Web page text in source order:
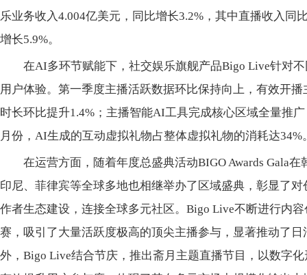
乐业务收入4.004亿美元，同比增长3.2%，其中直播收入同
增长5.9%。
在AI多环节赋能下，社交娱乐旗舰产品Bigo Live针对
用户体验。第一季度主播活跃数据环比保持向上，有效开
时长环比提升1.4%；主播智能AI工具完成核心区域全量推
月份，AI生成的互动虚拟礼物占整体虚拟礼物的消耗达34%
在运营方面，随着年度总盛典活动BIGO Awards Gala
印尼、菲律宾等全球多地也相继举办了区域盛典，彰显了
作者生态建设，连接全球多元社区。Bigo Live不断进行内
赛，吸引了大量活跃度极高的顶尖主播参与，显著推动了
外，Bigo Live结合节庆，推出斋月主题直播节目，以数字